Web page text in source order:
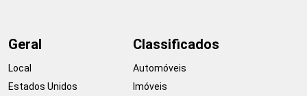
Geral
Local
Estados Unidos
Classificados
Automóveis
Imóveis